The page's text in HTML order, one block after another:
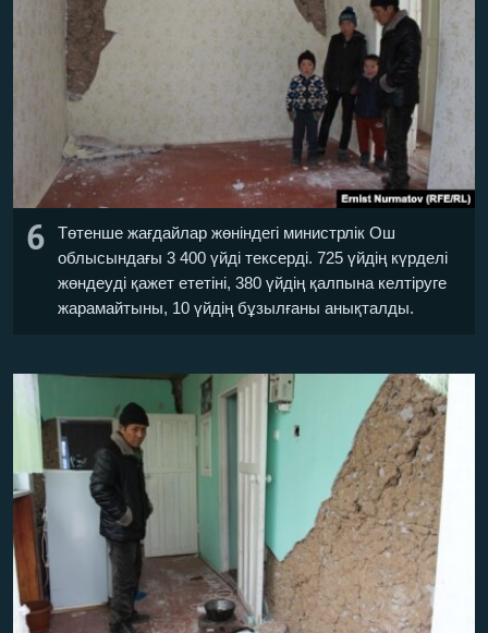
6
Төтенше жағдайлар жөніндегі министрлік Ош
облысындағы 3 400 үйді тексерді. 725 үйдің күрделі
жөндеуді қажет ететіні, 380 үйдің қалпына келтіруге
жарамайтыны, 10 үйдің бұзылғаны анықталды.